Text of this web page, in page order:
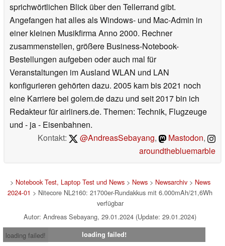
sprichwörtlichen Blick über den Tellerrand gibt.
Angefangen hat alles als Windows- und Mac-Admin in
einer kleinen Musikfirma Anno 2000. Rechner
zusammenstellen, größere Business-Notebook-
Bestellungen aufgeben oder auch mal für
Veranstaltungen im Ausland WLAN und LAN
konfigurieren gehörten dazu. 2005 kam bis 2021 noch
eine Karriere bei golem.de dazu und seit 2017 bin ich
Redakteur für airliners.de. Themen: Technik, Flugzeuge
und - ja - Eisenbahnen.
Kontakt:
@AndreasSebayang, Mastodon,
aroundthebluemarble
> Notebook Test, Laptop Test und News> News> Newsarchiv> News
2024-01 > Nitecore NL2160: 21700er-Rundakkus mit 6.000mAh/21,6Wh
verfügbar
Autor: Andreas Sebayang, 29.01.2024 (Update: 29.01.2024)
loading failed!
loading failed!